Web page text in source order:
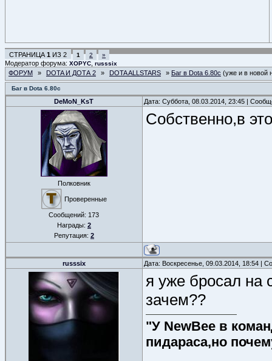
СТРАНИЦА 1 ИЗ 2 1 2 »
Модератор форума: XOPYC russsix
ФОРУМ » DOTA И ДОТА 2 » DOTA ALLSTARS » Баг в Dota 6.80c (уже и в новой
Баг в Dota 6.80c
DeMoN_KsT Дата: Суббота, 08.03.2014, 23:45 |
Полковник
Проверенные
Сообщений: 173
Награды: 2
Репутация: 2
Собственно,в
russsix Дата: Воскресенье, 09.03.2014, 18:54 |
я уже бросал на
зачем??
"У NewBee в
пидараса,но